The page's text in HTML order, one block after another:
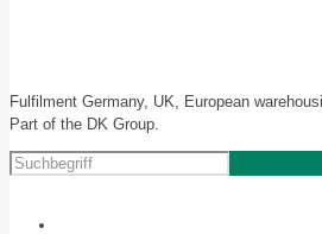
Fulfilment Germany, UK, European
Part of the DK Group.